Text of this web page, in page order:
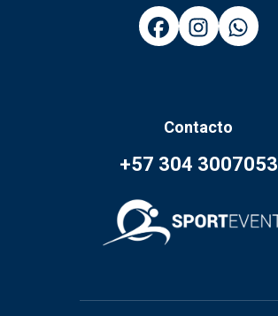
Contacto
+57 304 3007053